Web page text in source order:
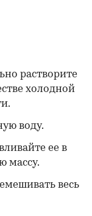
растворите
холодной
воду.
ее в
массу.
весь